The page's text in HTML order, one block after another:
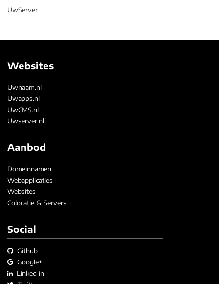
UwServer
Websites
Uwnaam.nl
Uwapps.nl
UwCMS.nl
Uwserver.nl
Aanbod
Domeinnamen
Webapplicaties
Websites
Colocatie & Servers
Social
Github
Google+
Linked in